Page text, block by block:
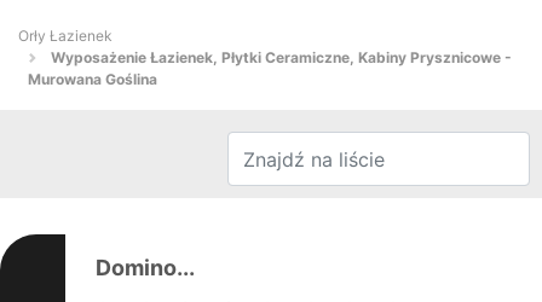
Orły Łazienek
Wyposażenie Łazienek, Płytki Ceramiczne, Kabiny Prysznicowe -
Murowana Goślina
Domino...